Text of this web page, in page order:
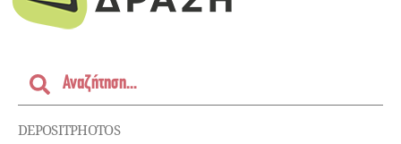
DEPOSITPHOTOS